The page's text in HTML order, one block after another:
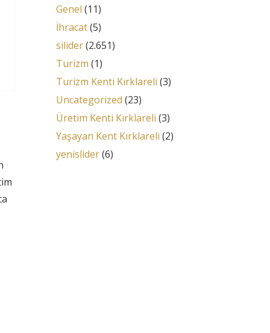
Genel (11)
İhracat(5)
silider(2.651)
Turizm (1)
Turizm Kenti Kırklareli (3)
Uncategorized (23)
Üretim Kenti Kırklareli (3)
Yaşayan Kent Kırklareli (2)
yenislider(6)